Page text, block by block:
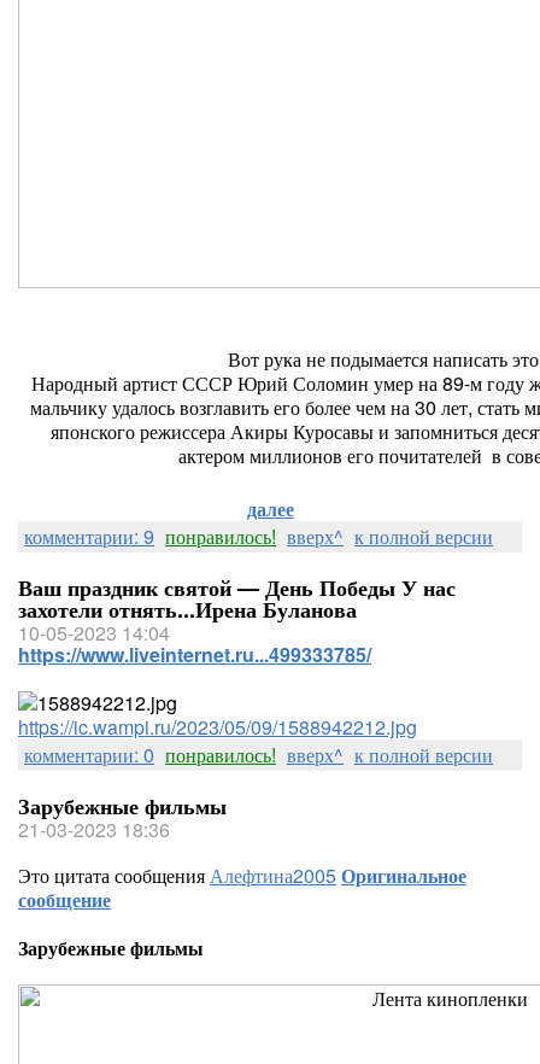
Вот рука не подымается написать
Народный артист СССР Юрий Соломин умер на 89-м году
мальчику удалось возглавить его более чем на 30 лет,
японского режиссера Акиры Куросавы и запомниться
актером миллионов его почитателей в
далее
комментарии: 9 понравилось! вверх^ к полной версии
Ваш праздник святой — День Победы У нас
захотели отнять...Ирена Буланова
10-05-2023 14:04
https://www.liveinternet.ru...499333785/
https://ic.wampi.ru/2023/05/09/1588942212.jpg
комментарии: 0 понравилось! вверх^ к полной версии
Зарубежные фильмы
21-03-2023 18:36
Это цитата сообщенияАлефтина2005Оригинальное
сообщение
Зарубежные фильмы